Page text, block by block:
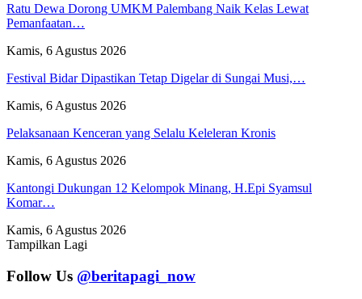
Ratu Dewa Dorong UMKM Palembang Naik Kelas Lewat
Pemanfaatan…
Kamis, 6 Agustus 2026
Festival Bidar Dipastikan Tetap Digelar di Sungai Musi,…
Kamis, 6 Agustus 2026
Pelaksanaan Kenceran yang Selalu Keleleran Kronis
Kamis, 6 Agustus 2026
Kantongi Dukungan 12 Kelompok Minang, H.Epi Syamsul
Komar…
Kamis, 6 Agustus 2026
Tampilkan Lagi
Follow Us @beritapagi_now